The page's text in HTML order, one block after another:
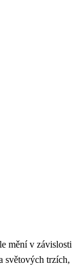
mění v závislosti
světových trzích,